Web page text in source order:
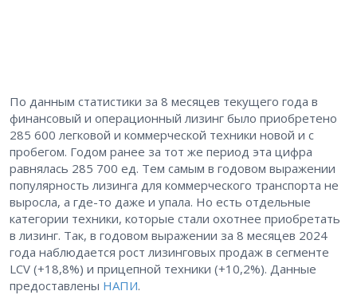
По данным статистики за 8 месяцев текущего года в
финансовый и операционный лизинг было приобретено
285 600 легковой и коммерческой техники новой и с
пробегом. Годом ранее за тот же период эта цифра
равнялась 285 700 ед. Тем самым в годовом выражении
популярность лизинга для коммерческого транспорта не
выросла, а где-то даже и упала. Но есть отдельные
категории техники, которые стали охотнее приобретать
в лизинг. Так, в годовом выражении за 8 месяцев 2024
года наблюдается рост лизинговых продаж в сегменте
LCV (+18,8%) и прицепной техники (+10,2%). Данные
предоставлены НАПИ.